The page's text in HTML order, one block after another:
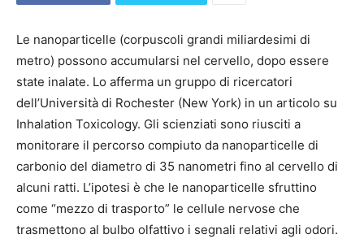
Le nanoparticelle (corpuscoli grandi miliardesimi di
metro) possono accumularsi nel cervello, dopo essere
state inalate. Lo afferma un gruppo di ricercatori
dell’Università di Rochester (New York) in un articolo su
Inhalation Toxicology. Gli scienziati sono riusciti a
monitorare il percorso compiuto da nanoparticelle di
carbonio del diametro di 35 nanometri fino al cervello di
alcuni ratti. L’ipotesi è che le nanoparticelle sfruttino
come “mezzo di trasporto” le cellule nervose che
trasmettono al bulbo olfattivo i segnali relativi agli odori.